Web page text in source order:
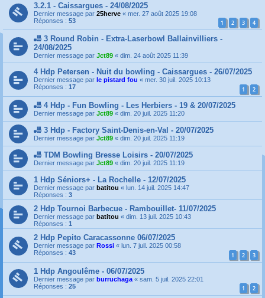
3.2.1 - Caissargues - 24/08/2025
Dernier message par 25herve « mer. 27 août 2025 19:08
Réponses : 53 1 2 3 4
🎳 3 Round Robin - Extra-Laserbowl Ballainvilliers -
24/08/2025
Dernier message par Jct89 « dim. 24 août 2025 11:39
4 Hdp Petersen - Nuit du bowling - Caissargues - 26/07/2025
Dernier message par le pistard fou « mer. 30 juil. 2025 10:13
Réponses : 17 1 2
🎳 4 Hdp - Fun Bowling - Les Herbiers - 19 & 20/07/2025
Dernier message par Jct89 « dim. 20 juil. 2025 11:20
🎳 3 Hdp - Factory Saint-Denis-en-Val - 20/07/2025
Dernier message par Jct89 « dim. 20 juil. 2025 11:19
🎳 TDM Bowling Bresse Loisirs - 20/07/2025
Dernier message par Jct89 « dim. 20 juil. 2025 11:19
1 Hdp Séniors+ - La Rochelle - 12/07/2025
Dernier message par batitou « lun. 14 juil. 2025 14:47
Réponses : 3
2 Hdp Tournoi Barbecue - Rambouillet- 11/07/2025
Dernier message par batitou « dim. 13 juil. 2025 10:43
Réponses : 1
2 Hdp Pepito Caracassonne 06/07/2025
Dernier message par Rossi « lun. 7 juil. 2025 00:58
Réponses : 43 1 2 3
1 Hdp Angoulême - 06/07/2025
Dernier message par burruchaga « sam. 5 juil. 2025 22:01
Réponses : 25 1 2